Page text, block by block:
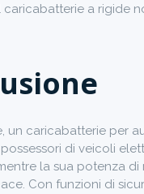
a rigide
un caricabatterie per
di veicoli
la sua potenza
Con funzioni di